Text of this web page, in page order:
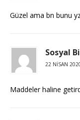
Güzel ama bn bunu
Sosyal
22 NISAN
Maddeler haline